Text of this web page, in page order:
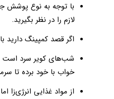
با توجه به نوع پوشش
لازم را در نظر بگیرید.
اگر قصد کمپینگ دارید
شب‌های کویر سرد
خواب با خود برده تا
از مواد غذایی انرژی‌زا